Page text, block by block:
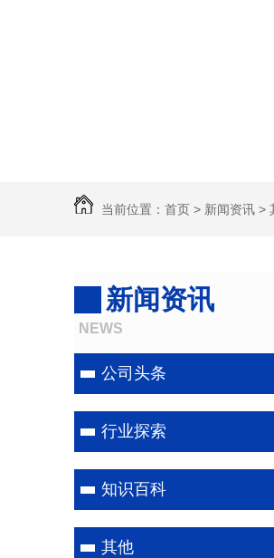
当前位置： 首页 > 新闻资讯 >
新闻资讯
NEWS
公司头条
行业探索
知识百科
其他